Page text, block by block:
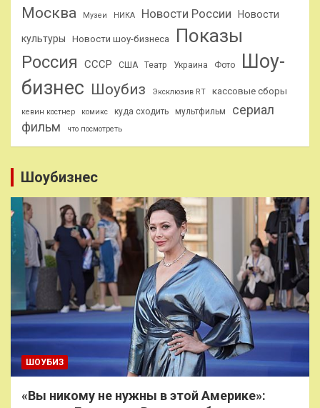
Москва Музеи НИКА Новости России Новости
культуры Новости шоу-бизнеса Показы
Россия СССР США Театр Украина Фото
Шоу-
бизнес Шоубиз Эксклюзив RT кассовые сборы
кевин костнер комикс куда сходить мультфильм
сериал
фильм
что посмотреть
Шоубизнес
ШОУБИЗ
«Вы никому не нужны в этой Америке»: